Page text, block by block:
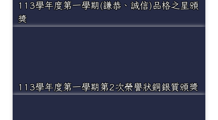
113學年度第一學期(謙恭、誠信)品格之星頒
獎
113學年度第一學期第2次榮譽狀銅銀質頒獎